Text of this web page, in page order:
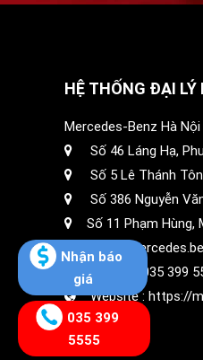
Nhận báo
giá
035 399
5555
HỆ THỐNG ĐẠI LÝ
Mercedes-Benz Hà Nội
Số 46 Láng Hạ,
Số 5 Lê Thánh
Số 386 Nguyễn
Số 11 Phạm Hùng,
Email:
Hotline :
035 399
Website : https://